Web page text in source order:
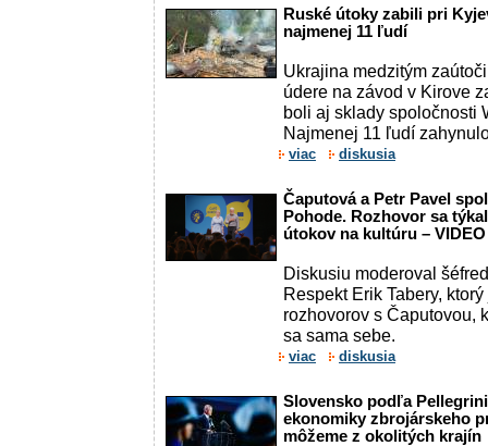
Ruské útoky zabili pri
najmenej 11 ľudí
Ukrajina medzitým
údere na závod v Kirove
boli aj sklady spoločnosti
Najmenej 11 ľudí
viac diskusia
Čaputová a Petr Pavel
Pohode. Rozhovor sa
útokov na kultúru – VIDEO
Diskusiu moderoval
Respekt Erik Tabery,
rozhovorov s Čaputovou,
sa sama sebe.
viac diskusia
Slovensko podľa
ekonomiky zbrojárskeho
môžeme z okolitých krajín